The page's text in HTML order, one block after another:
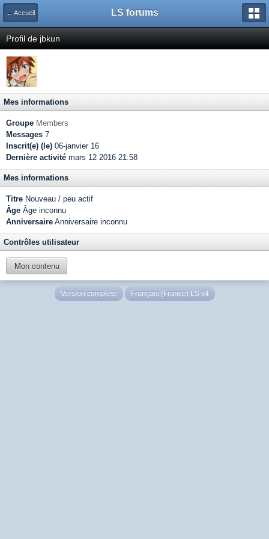
← Accueil LS forums
Profil de jbkun
Mes informations
Groupe Members
Messages 7
Inscrit(e) (le) 06-janvier 16
Dernière activité mars 12 2016 21:58
Mes informations
Titre Nouveau / peu actif
Âge Âge inconnu
Anniversaire Anniversaire inconnu
Contrôles utilisateur
Mon contenu
Version complète Français (France) LS v4